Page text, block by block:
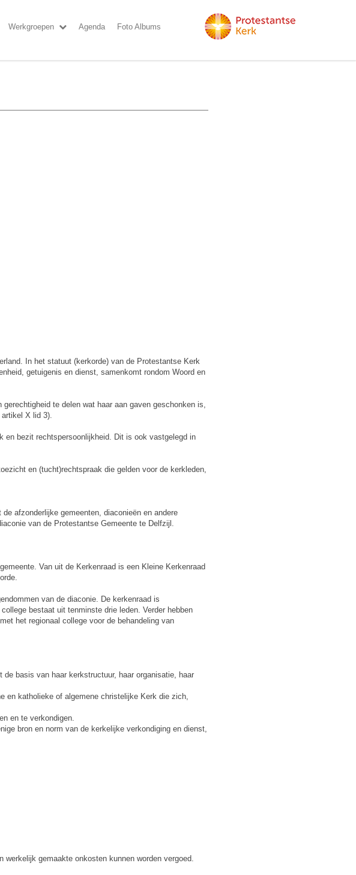
Werkgroepen Agenda Foto Albums
In het statuut (kerkorde) van de Protestantse Kerk
getuigenis en dienst, samenkomt rondom Woord en
te delen wat haar aan gaven geschonken is,
X lid 3).
en bezit rechtspersoonlijkheid. Dit is ook vastgelegd in
en (tucht)rechtspraak die gelden voor de kerkleden,
afzonderlijke gemeenten, diaconieën en andere
van de Protestantse Gemeente te Delfzijl.
Van uit de Kerkenraad is een Kleine Kerkenraad
van de diaconie. De kerkenraad is
bestaat uit tenminste drie leden. Verder hebben
het regionaal college voor de behandeling van
basis van haar kerkstructuur, haar organisatie, haar
en katholieke of algemene christelijke Kerk die zich,
en te verkondigen.
bron en norm van de kerkelijke verkondiging en dienst,
werkelijk gemaakte onkosten kunnen worden vergoed.